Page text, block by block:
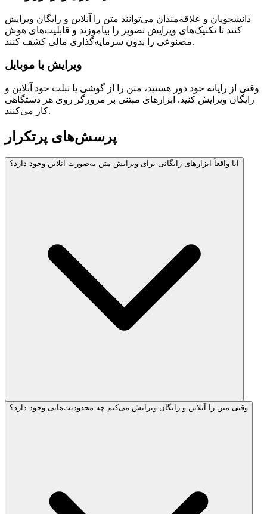
دانشجویان و علاقه‌مندان می‌توانند متن را آنلاین و رایگان ویرایش
کنند تا تکنیک‌های ویرایش تصویر را بیاموزند و قابلیت‌های هوش
مصنوعی را بدون سرمایه‌گذاری مالی کشف کنند.
ویرایش با موبایل
وقتی از رایانه خود دور هستید، متن را از گوشی یا تبلت خود آنلاین و
رایگان ویرایش کنید. ابزارهای مبتنی بر مرورگر روی هر دستگاهی
کار می‌کنند.
پرسش‌های پرتکرار
آیا واقعاً ابزارهای رایگانی برای ویرایش متن به‌صورت آنلاین وجود دارد؟
وقتی متن را آنلاین و رایگان ویرایش می‌کنم چه محدودیت‌هایی وجود دارد؟